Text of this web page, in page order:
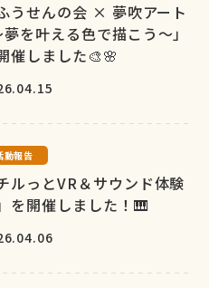
ふうせんの会 × 夢吹アート
を叶える色で描こう〜」
催しました🎨🌸
動報告
ルっとVR＆サウンド体験
を開催しました！🎹